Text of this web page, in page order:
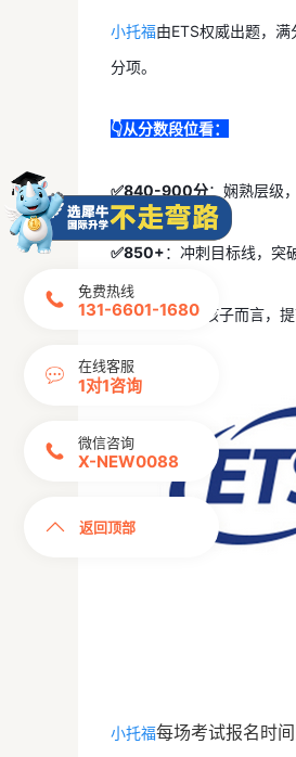
小托福由ETS权威出题，
分项。
👇从分数段位看：
✅840-900分：娴熟层级
✅850+：冲刺目标线，突
对G5-G8年级孩子而言，
小托福每场考试报名时间
免费热线
131-6601-1680
在线客服
1对1咨询
微信咨询
X-NEW0088
返回顶部